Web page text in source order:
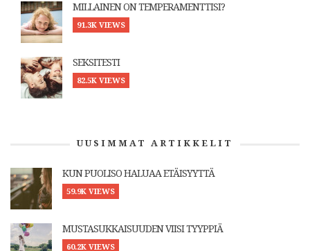
MILLAINEN ON TEMPERAMENTTISI?
91.3K VIEWS
SEKSITESTI
82.5K VIEWS
UUSIMMAT ARTIKKELIT
KUN PUOLISO HALUAA ETÄISYYTTÄ
59.9K VIEWS
MUSTASUKKAISUUDEN VIISI TYYPPIÄ
60.2K VIEWS